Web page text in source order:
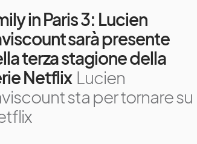
in Paris 3: Lucien
sarà presente
terza stagione della
Netflix Lucien
sta per tornare su